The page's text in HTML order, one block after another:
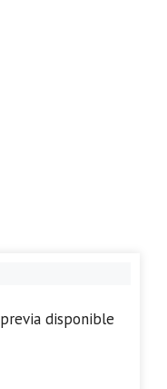
previa disponible